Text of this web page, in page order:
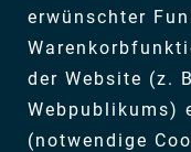
erwünschter
der Website (z.
Webpublikums)
(notwendige